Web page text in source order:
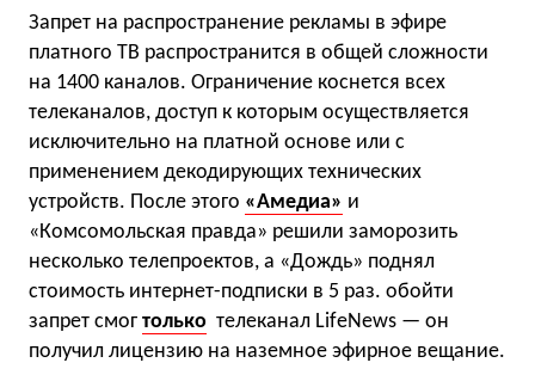
Запрет на распространение рекламы в эфире
платного ТВ распространится в общей сложности
на 1400 каналов. Ограничение коснется всех
телеканалов, доступ к которым осуществляется
исключительно на платной основе или с
применением декодирующих технических
устройств. После этого «Амедиа» и
«Комсомольская правда» решили заморозить
несколько телепроектов, а «Дождь» поднял
стоимость интернет-подписки в 5 раз. обойти
запрет смог только телеканал LifeNews — он
получил лицензию на наземное эфирное вещание.